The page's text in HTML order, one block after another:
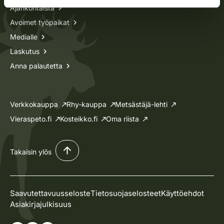
Ajankohtaista
Avoimet työpaikat
Medialle
Laskutus
Anna palautetta
Verkkokauppa Rhy-kauppa
Metsästäjä-lehti
Vieraspeto.fi
Kosteikko.fi Oma riista
Takaisin ylös
SaavutettavuusselosteTietosuojaselosteetKäyttöehdot
Asiakirjajulkisuus